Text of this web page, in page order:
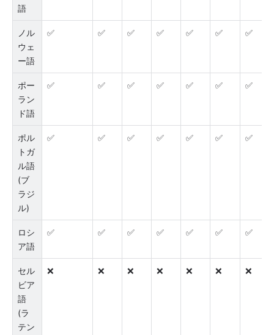
語
ノル
ウェ
ー語
✅ ✅ ✅ ✅ ✅ ✅ ✅
ポー
ラン
ド語
✅ ✅ ✅ ✅ ✅ ✅ ✅
ポル
トガ
ル語
(ブ
ラジ
ル)
✅ ✅ ✅ ✅ ✅ ✅ ✅
ロシ
ア語
✅ ✅ ✅ ✅ ✅ ✅ ✅
セル
ビア
語
(ラ
テン
❌ ❌ ❌ ❌ ❌ ❌ ❌